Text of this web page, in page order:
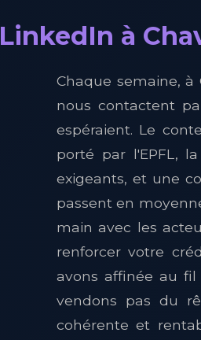
LinkedIn à
Chaque semaine,
nous contactent
espéraient. Le
porté par l'EPFL,
exigeants, et une
passent en
main avec les
renforcer votre
avons affinée au fil
vendons pas du
cohérente et